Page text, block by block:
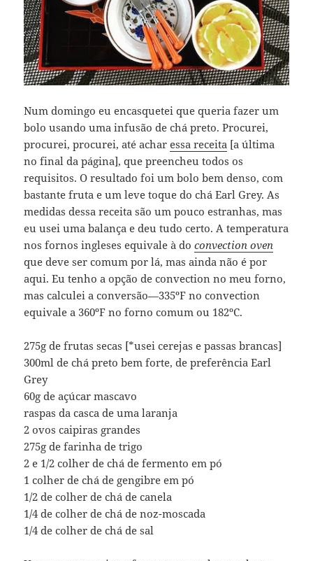
Num domingo eu encasquetei que queria fazer um
bolo usando uma infusão de chá preto. Procurei,
procurei, procurei, até acharessa receita [a última
no final da página], que preencheu todos os
requisitos. O resultado foi um bolo bem denso, com
bastante fruta e um leve toque do chá Earl Grey. As
medidas dessa receita são um pouco estranhas, mas
eu usei uma balança e deu tudo certo. A temperatura
nos fornos ingleses equivale à doconvection oven
que deve ser comum por lá, mas ainda não é por
aqui. Eu tenho a opção de convection no meu forno,
mas calculei a conversão—335ºF no convection
equivale a 360ºF no forno comum ou 182ºC.
275g de frutas secas [*usei cerejas e passas brancas]
300ml de chá preto bem forte, de preferência Earl
Grey
60g de açúcar mascavo
raspas da casca de uma laranja
2 ovos caipiras grandes
275g de farinha de trigo
2 e 1/2 colher de chá de fermento em pó
1 colher de chá de gengibre em pó
1/2 de colher de chá de canela
1/4 de colher de chá de noz-moscada
1/4 de colher de chá de sal